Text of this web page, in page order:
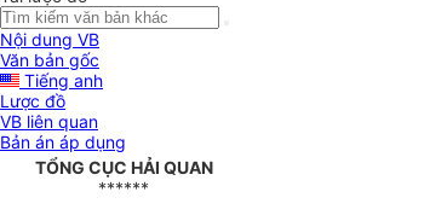
Nội dung VB
Văn bản gốc
Tiếng anh
Lược đồ
VB liên quan
Bản án áp dụng
TỔNG CỤC HẢI QUAN
******